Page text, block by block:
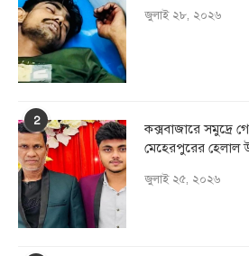
জুলাই ২৮, ২০২৬
2
কক্সবাজারে সমুদ্রে
মেহেরপুরের হেলাল
জুলাই ২৫, ২০২৬